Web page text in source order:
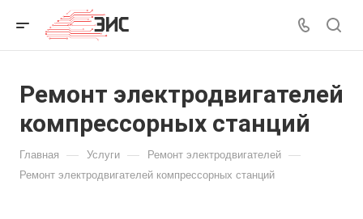
Ремонт электродвигателей
компрессорных станций
Главная — Услуги — Ремонт электродвигателей —
Ремонт электродвигателей компрессорных станций